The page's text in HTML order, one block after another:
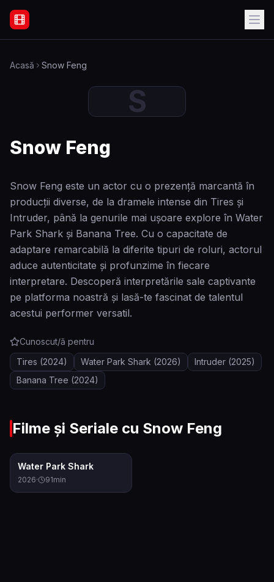
Filme Online Subtitrate - Acasă
Acasă Snow Feng
S
Snow Feng
Snow Feng este un actor cu o prezență marcantă în
producții diverse, de la dramele intense din Tires și
Intruder, până la genurile mai ușoare explore în Water
Park Shark și Banana Tree. Cu o capacitate de
adaptare remarcabilă la diferite tipuri de roluri, actorul
aduce autenticitate și profunzime în fiecare
interpretare. Descoperă interpretările sale captivante
pe platforma noastră și lasă-te fascinat de talentul
acestui performer versatil.
Cunoscut/ă pentru
Tires (2024) Water Park Shark (2026) Intruder (2025)
Banana Tree (2024)
Filme și Seriale cu Snow Feng
Water Park Shark
2026· 91min